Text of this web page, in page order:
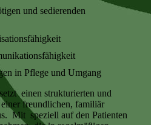
und sedierenden
in Pflege und Umgang
einen strukturierten und
freundlichen, familiär
Mit speziell auf den Patienten